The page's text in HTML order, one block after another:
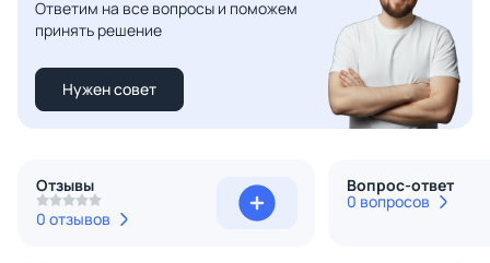
Ответим на все вопросы и поможем
принять решение
Нужен совет
Отзывы
0 отзывов
Вопрос-ответ
0 вопросов